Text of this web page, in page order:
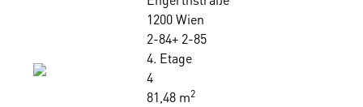
1200 Wien
2-84+ 2-85
4. Etage
4
81,48 m2